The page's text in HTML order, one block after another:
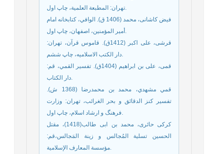
تهران: المطبعة العلمية، چاپ اول.
فيض كاشانى، محمد (1406 ق). الوافي، كتابخانه امام
أمير المؤمنين‏، اصفهان‏، چاپ اول.
قرشی، علی اکبر (1412ق). قاموس قرآن، تهران:
دار الکتب الاسلامیه، چاپ ششم.
قمى، على بن ابراهيم (1404ق). تفسير القمي، قم:
دار الکتاب.
قمي مشهدي، محمد بن محمدرضا (1368 ش).
تفسير كنز الدقائق و بحر الغرائب، تهران: وزارت
فرهنگ و ارشاد اسلام‏، چاپ اول.
کرکی حائری، محمد بن ابی طالب(1418)، مقتل
الحسین تسلیة المُجالس و زینة المَجالس،قم:
مؤسسة المعارف الإسلامية.